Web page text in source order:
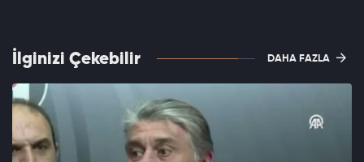
İlginizi Çekebilir DAHA FAZLA